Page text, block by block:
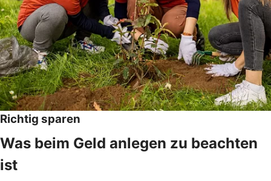
Richtig sparen
Was beim Geld anlegen zu beachten
ist